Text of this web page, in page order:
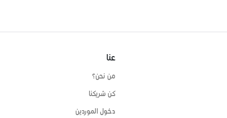
عنا
من نحن؟
كن شريكنا
دخول الموردين